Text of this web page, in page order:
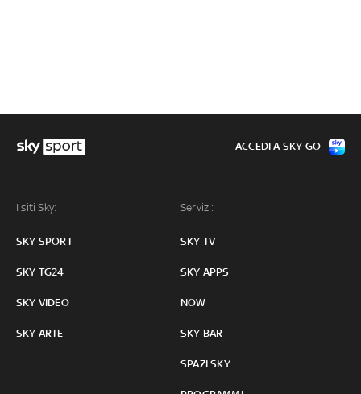
I siti Sky:
SKY SPORT
SKY TG24
SKY VIDEO
SKY ARTE
Servizi:
SKY TV
SKY APPS
NOW
SKY BAR
SPAZI SKY
ACCEDI A SKY GO